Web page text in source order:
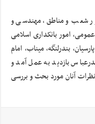
شعب و مناطق، مهندسی و
امور بانکداری اسلامی
بندرلنگه، میناب، امام
بازدید به عمل آمد و
آنان مورد بحث و بررسی